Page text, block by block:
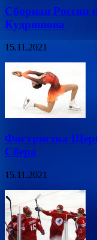
Сборная России
Кудряшова
15.11.2021
Фигуристка
Сбера
15.11.2021